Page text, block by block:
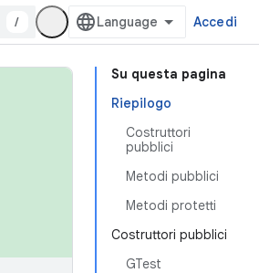
/ Accedi
Su questa pagina
Riepilogo
Costruttori
pubblici
Metodi pubblici
Metodi protetti
Costruttori pubblici
GTest